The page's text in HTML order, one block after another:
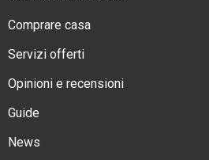
Comprare casa
Servizi offerti
Opinioni e recensioni
Guide
News